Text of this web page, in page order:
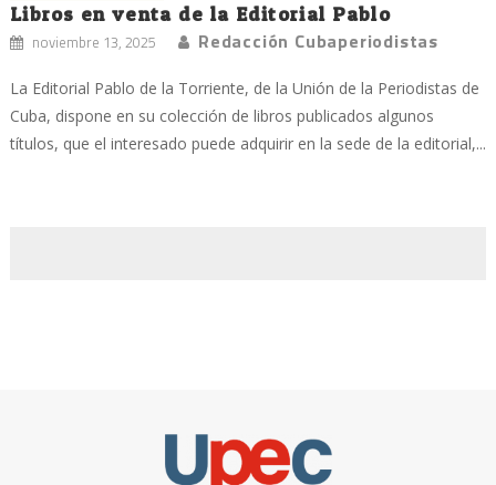
Libros en venta de la Editorial Pablo
noviembre 13, 2025 Redacción Cubaperiodistas
La Editorial Pablo de la Torriente, de la Unión de la Periodistas de
Cuba, dispone en su colección de libros publicados algunos
títulos, que el interesado puede adquirir en la sede de la editorial,...